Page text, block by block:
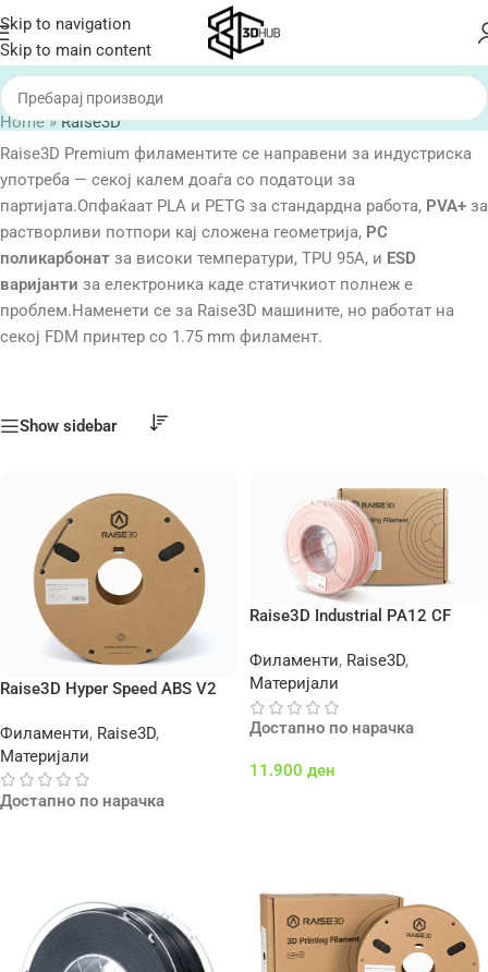
Skip to navigation
Skip to main content
Home»Raise3D
Raise3D Premium филаментите се направени за индустриска
употреба — секој калем доаѓа со податоци за
партијата.Опфаќаат PLA и PETG за стандардна работа, PVA+ за
растворливи потпори кај сложена геометрија, PC
поликарбонат за високи температури, TPU 95A, и ESD
варијанти за електроника каде статичкиот полнеж е
проблем.Наменети се за Raise3D машините, но работат на
секој FDM принтер со 1.75 mm филамент.
Show sidebar
Raise3D Hyper Speed ABS V2
Филаменти, Raise3D,
Материјали
Достапно по нарачка
Raise3D Industrial PA12 CF
Филаменти, Raise3D,
Материјали
Достапно по нарачка
11.900 ден